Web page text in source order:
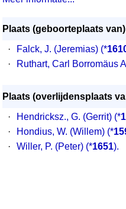
Plaats (geboorteplaats
·
Falck, J. (Jeremias) (*
·
Ruthart, Carl Borromäus
Plaats (overlijdensplaats
·
Hendricksz., G. (Gerrit) (*
·
Hondius, W. (Willem) (*
·
Willer, P. (Peter) (*1651).